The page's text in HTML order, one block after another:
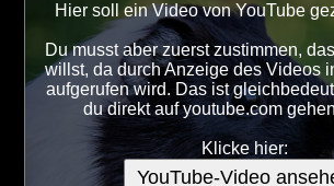
Hier soll ein Video von YouTube
Du musst aber zuerst zustimmen,
willst, da durch Anzeige des Videos
aufgerufen wird. Das ist
du direkt auf youtube.com
Klicke hier:
YouTube-Video